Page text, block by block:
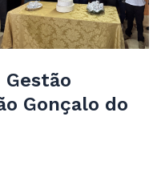
Gestão
Gonçalo do